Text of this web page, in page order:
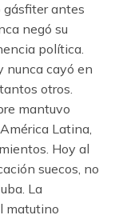
gásfiter antes
negó su
política.
nunca cayó en
otros.
mantuvo
Latina,
Hoy al
suecos, no
La
matutino